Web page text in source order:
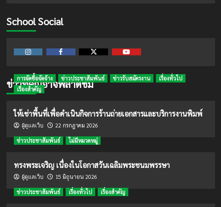
School Social
ข่าวที่คุณอาจพลาดชม
การจัดซื้อจัดจ้าง ข่าวประชาสัมพันธ์ ข่าวรับสมัครงาน
เรื่องทั่วไป
เรื่องสำคัญ
ให้เช่าพื้นที่เพื่อดำเนินกิจการร้านถ่ายเอกสารและบริการงานพิมพ์
ผู้ดูแลเว็บ 22 กรกฎาคม 2026
ข่าวประชาสัมพันธ์ ไม่มีหมวดหมู่
ทรงพระเจริญ เนื่องในโอกาสวันเฉลิมพระชนมพรรษา
ผู้ดูแลเว็บ 15 มิถุนายน 2026
ข่าวประชาสัมพันธ์ เรื่องทั่วไป เรื่องสำคัญ